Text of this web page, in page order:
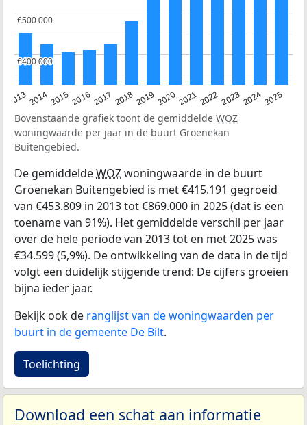
20132014201520162017 20182019 202020212022202320242025
€400.000
€400.000
€500.000
€500.000
Bovenstaande grafiek toont de gemiddelde WOZ
woningwaarde per jaar in de buurt Groenekan
Buitengebied.
De gemiddeldeWOZwoningwaarde in de buurt
Groenekan Buitengebied is met €415.191 gegroeid
van €453.809 in 2013 tot €869.000 in 2025 (dat is een
toename van 91%). Het gemiddelde verschil per jaar
over de hele periode van 2013 tot en met 2025 was
€34.599 (5,9%). De ontwikkeling van de data in de tijd
volgt een duidelijk stijgende trend: De cijfers groeien
bijna ieder jaar.
Bekijk ook de ranglijst van de woningwaarden per
buurt in de gemeente De Bilt.
Toelichting
Download een schat aan informatie